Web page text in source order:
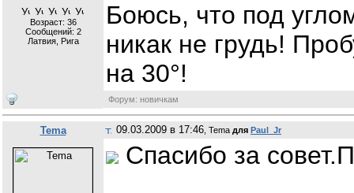
Возраст: 36
Сообщений: 2
Латвия, Рига
Боюсь, что под
никак не грудь!
на 30°!
Форум: новичкам
Tema 09.03.2009 в 17:46 , Tema для Paul_Jr
Спасибо за